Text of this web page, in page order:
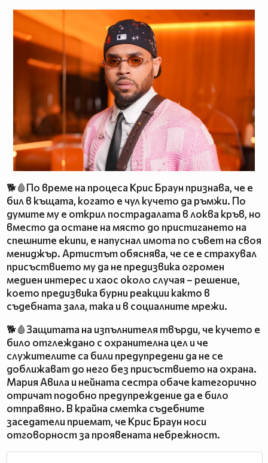
🐕🩸По време на процеса Крис Браун признава, че е
бил в къщата, когато е чул кучето да ръмжи. По
думите му е открил пострадалата в локва кръв, но
вместо да остане на място до пристигането на
спешните екипи, е напуснал имота по съвет на своя
мениджър. Артистът обяснява, че се е страхувал
присъствието му да не предизвика огромен
медиен интерес и хаос около случая – решение,
което предизвика бурни реакции както в
съдебната зала, така и в социалните мрежи.
🐕🩸Защитата на изпълнителя твърди, че кучето е
било отглеждано с охранителна цел и че
служителите са били предупредени да не се
доближават до него без присъствието на охрана.
Мария Авила и нейната сестра обаче категорично
отричат подобно предупреждение да е било
отправяно. В крайна сметка съдебните
заседатели приемат, че Крис Браун носи
отговорност за проявената небрежност.